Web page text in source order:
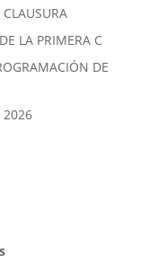
LA PRIMERA C
DE
2026